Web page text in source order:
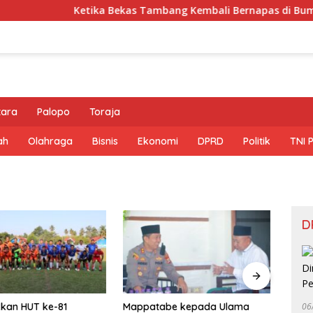
Ketika Bekas Tambang Kembali Bernapas di Bumi
Palopo Toraja
Olahraga Bisnis Ekonomi DPRD Politik TNI
HUT ke-81
Mappatabe kepada Ulama